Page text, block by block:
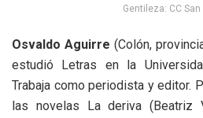
Gentileza: CC
Osvaldo Aguirre (Colón,
estudió Letras en la
Trabaja como periodista y editor.
las novelas La deriva (Beatriz